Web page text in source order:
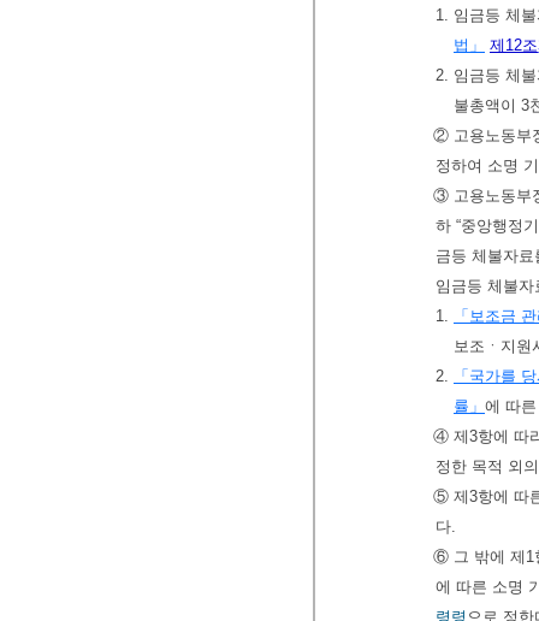
1. 임금등 체
법」
제12조
2. 임금등 체
불총액이 3
② 고용노동부
정하여 소명
③ 고용노동부
하 “중앙행정
금등 체불자
임금등 체불
1.
「보조금
보조ㆍ지원
2.
「국가를
률」 에 따
④ 제3항에 따
정한 목적 외
⑤ 제3항에 따
다.
⑥ 그 밖에 제1
에 따른 소명
령령 으로 정한